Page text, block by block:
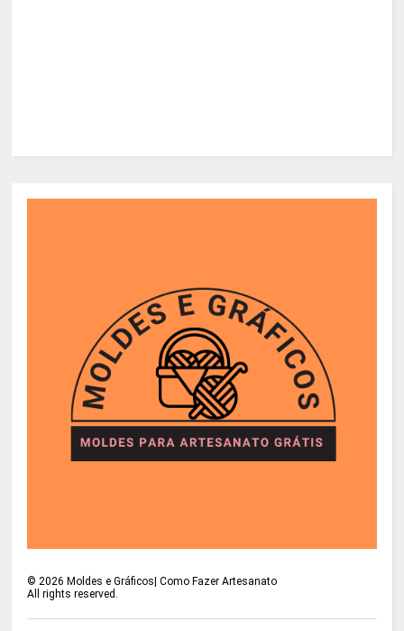
© 2026 Moldes e Gráficos| Como Fazer Artesanato
All rights reserved.